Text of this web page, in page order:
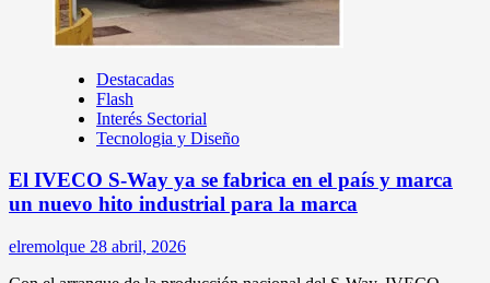
Destacadas
Flash
Interés Sectorial
Tecnologia y Diseño
El IVECO S-Way ya se fabrica en el país y marca
un nuevo hito industrial para la marca
elremolque 28 abril, 2026